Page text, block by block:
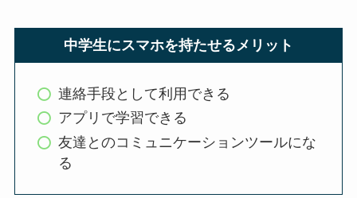
中学生にスマホを持たせるメリット
連絡手段として利用できる
アプリで学習できる
友達とのコミュニケーションツールにな
る